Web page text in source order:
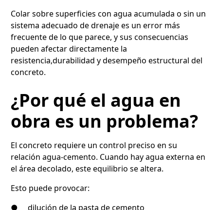
Colar sobre superficies con agua acumulada o sin un
sistema adecuado de drenaje es un error más
frecuente de lo que parece, y sus consecuencias
pueden afectar directamente la
resistencia,durabilidad y desempeño estructural del
concreto.
¿Por qué el agua en
obra es un problema?
El concreto requiere un control preciso en su
relación agua-cemento. Cuando hay agua externa en
el área decolado, este equilibrio se altera.
Esto puede provocar:
● dilución de la pasta de cemento